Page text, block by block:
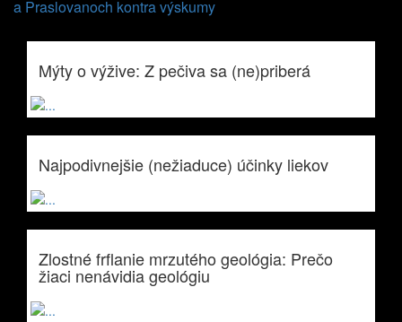
a Praslovanoch kontra výskumy
Mýty o výžive: Z pečiva sa (ne)priberá
Najpodivnejšie (nežiaduce) účinky liekov
Zlostné frflanie mrzutého geológia: Prečo
žiaci nenávidia geológiu